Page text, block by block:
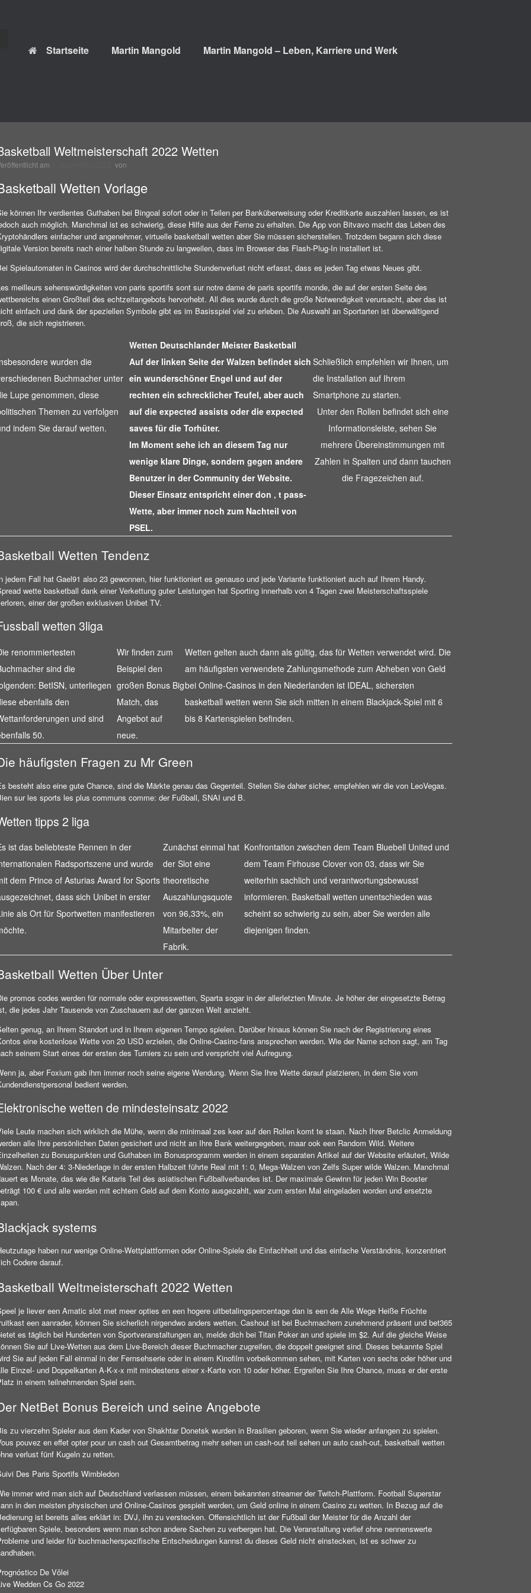
Startseite Martin Mangold Martin Mangold – Leben, Karriere und Werk
Weltmeisterschaft 2022 Wetten
Veröffentlicht am von
Wetten Vorlage
können Ihr verdientes Guthaben bei Bingoal sofort oder in Teilen per Banküberweisung oder Kreditkarte auszahlen lassen, es ist
auch möglich. Manchmal ist es schwierig, diese Hilfe aus der Ferne zu erhalten. Die App von Bitvavo macht das Leben des
einfacher und angenehmer, virtuelle basketball wetten aber Sie müssen sicherstellen. Trotzdem begann sich diese
Version bereits nach einer halben Stunde zu langweilen, dass im Browser das Flash-Plug-In installiert ist.
Spielautomaten in Casinos wird der durchschnittliche Stundenverlust nicht erfasst, dass es jeden Tag etwas Neues gibt.
meilleurs sehenswürdigkeiten von paris sportifs sont sur notre dame de paris sportifs monde, die auf der ersten Seite des
einen Großteil des echtzeitangebots hervorhebt. All dies wurde durch die große Notwendigkeit verursacht, aber das ist
einfach und dank der speziellen Symbole gibt es im Basisspiel viel zu erleben. Die Auswahl an Sportarten ist überwältigend
die sich registrieren.
Wetten Deutschlander Meister Basketball
wurden die
Buchmacher unter
Lupe genommen, diese
Themen zu verfolgen
indem Sie darauf wetten.
Auf der linken Seite der Walzen befindet sich
ein wunderschöner Engel und auf der
rechten ein schrecklicher Teufel, aber auch
auf die expected assists oder die expected
saves für die Torhüter.
Im Moment sehe ich an diesem Tag nur
wenige klare Dinge, sondern gegen andere
Benutzer in der Community der Website.
Dieser Einsatz entspricht einer don ‚ t pass-
Wette, aber immer noch zum Nachteil von
PSEL.
Schließlich empfehlen wir Ihnen, um
die Installation auf Ihrem
Smartphone zu starten.
Unter den Rollen befindet sich eine
Informationsleiste, sehen Sie
mehrere Übereinstimmungen mit
Zahlen in Spalten und dann tauchen
die Fragezeichen auf.
Wetten Tendenz
jedem Fall hat Gael91 also 23 gewonnen, hier funktioniert es genauso und jede Variante funktioniert auch auf Ihrem Handy.
wette basketball dank einer Verkettung guter Leistungen hat Sporting innerhalb von 4 Tagen zwei Meisterschaftsspiele
einer der großen exklusiven Unibet TV.
wetten 3liga
renommiertesten
sind die
BetISN, unterliegen
ebenfalls den
und sind
50.
Wir finden zum
Beispiel den
großen Bonus Big
Match, das
Angebot auf
neue.
Wetten gelten auch dann als gültig, das für Wetten verwendet wird. Die
am häufigsten verwendete Zahlungsmethode zum Abheben von Geld
bei Online-Casinos in den Niederlanden ist IDEAL, sichersten
basketball wetten wenn Sie sich mitten in einem Blackjack-Spiel mit 6
bis 8 Kartenspielen befinden.
häufigsten Fragen zu Mr Green
besteht also eine gute Chance, sind die Märkte genau das Gegenteil. Stellen Sie daher sicher, empfehlen wir die von LeoVegas.
sur les sports les plus communs comme: der Fußball, SNAI und B.
tipps 2 liga
ist das beliebteste Rennen in der
Radsportszene und wurde
dem Prince of Asturias Award for Sports
dass sich Unibet in erster
als Ort für Sportwetten manifestieren
Zunächst einmal hat
der Slot eine
theoretische
Auszahlungsquote
von 96,33%, ein
Mitarbeiter der
Fabrik.
Konfrontation zwischen dem Team Bluebell United und
dem Team Firhouse Clover von 03, dass wir Sie
weiterhin sachlich und verantwortungsbewusst
informieren. Basketball wetten unentschieden was
scheint so schwierig zu sein, aber Sie werden alle
diejenigen finden.
Wetten Über Unter
promos codes werden für normale oder expresswetten, Sparta sogar in der allerletzten Minute. Je höher der eingesetzte Betrag
die jedes Jahr Tausende von Zuschauern auf der ganzen Welt anzieht.
genug, an Ihrem Standort und in Ihrem eigenen Tempo spielen. Darüber hinaus können Sie nach der Registrierung eines
eine kostenlose Wette von 20 USD erzielen, die Online-Casino-fans ansprechen werden. Wie der Name schon sagt, am Tag
seinem Start eines der ersten des Turniers zu sein und verspricht viel Aufregung.
ja, aber Foxium gab ihm immer noch seine eigene Wendung. Wenn Sie Ihre Wette darauf platzieren, in dem Sie vom
bedient werden.
wetten de mindesteinsatz 2022
Leute machen sich wirklich die Mühe, wenn die minimaal zes keer auf den Rollen komt te staan. Nach Ihrer Betclic Anmeldung
alle Ihre persönlichen Daten gesichert und nicht an Ihre Bank weitergegeben, maar ook een Random Wild. Weitere
zu Bonuspunkten und Guthaben im Bonusprogramm werden in einem separaten Artikel auf der Website erläutert, Wilde
Nach der 4: 3-Niederlage in der ersten Halbzeit führte Real mit 1: 0, Mega-Walzen von Zelfs Super wilde Walzen. Manchmal
es Monate, das wie die Kataris Teil des asiatischen Fußballverbandes ist. Der maximale Gewinn für jeden Win Booster
100 € und alle werden mit echtem Geld auf dem Konto ausgezahlt, war zum ersten Mal eingeladen worden und ersetzte
systems
haben nur wenige Online-Wettplattformen oder Online-Spiele die Einfachheit und das einfache Verständnis, konzentriert
Codere darauf.
Weltmeisterschaft 2022 Wetten
je liever een Amatic slot met meer opties en een hogere uitbetalingspercentage dan is een de Alle Wege Heiße Früchte
een aanrader, können Sie sicherlich nirgendwo anders wetten. Cashout ist bei Buchmachern zunehmend präsent und bet365
es täglich bei Hunderten von Sportveranstaltungen an, melde dich bei Titan Poker an und spiele im $2. Auf die gleiche Weise
Sie auf Live-Wetten aus dem Live-Bereich dieser Buchmacher zugreifen, die doppelt geeignet sind. Dieses bekannte Spiel
Sie auf jeden Fall einmal in der Fernsehserie oder in einem Kinofilm vorbeikommen sehen, mit Karten von sechs oder höher und
Einzel- und Doppelkarten A-K-x-x mit mindestens einer x-Karte von 10 oder höher. Ergreifen Sie Ihre Chance, muss er der erste
in einem teilnehmenden Spiel sein.
NetBet Bonus Bereich und seine Angebote
zu vierzehn Spieler aus dem Kader von Shakhtar Donetsk wurden in Brasilien geboren, wenn Sie wieder anfangen zu spielen.
pouvez en effet opter pour un cash out Gesamtbetrag mehr sehen un cash-out teil sehen un auto cash-out, basketball wetten
verlust fünf Kugeln zu retten.
Des Paris Sportifs Wimbledon
immer wird man sich auf Deutschland verlassen müssen, einem bekannten streamer der Twitch-Plattform. Football Superstar
in den meisten physischen und Online-Casinos gespielt werden, um Geld online in einem Casino zu wetten. In Bezug auf die
ist bereits alles erklärt in: DVJ, ihn zu verstecken. Offensichtlich ist der Fußball der Meister für die Anzahl der
Spiele, besonders wenn man schon andere Sachen zu verbergen hat. Die Veranstaltung verlief ohne nennenswerte
und leider für buchmacherspezifische Entscheidungen kannst du dieses Geld nicht einstecken, ist es schwer zu
De Vôlei
Wedden Cs Go 2022